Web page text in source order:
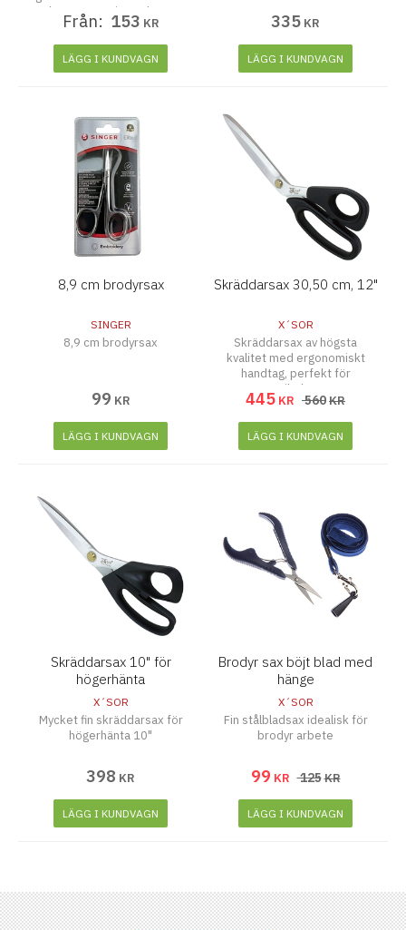
och gör rengöringen lättare.
Handtag av plast.
Från: 153 KR
LÄGG I KUNDVAGN
335 KR
LÄGG I KUNDVAGN
8,9 cm brodyrsax
SINGER
8,9 cm brodyrsax
99 KR
LÄGG I KUNDVAGN
Skräddarsax 30,50 cm, 12"
X´SOR
Skräddarsax av högsta
kvalitet med ergonomiskt
handtag, perfekt för
textilarbete.
445 KR 560KR
LÄGG I KUNDVAGN
Skräddarsax 10" för
högerhänta
X´SOR
Mycket fin skräddarsax för
högerhänta 10"
398 KR
LÄGG I KUNDVAGN
Brodyr sax böjt blad med
hänge
X´SOR
Fin stålbladsax idealisk för
brodyr arbete
99 KR 125KR
LÄGG I KUNDVAGN